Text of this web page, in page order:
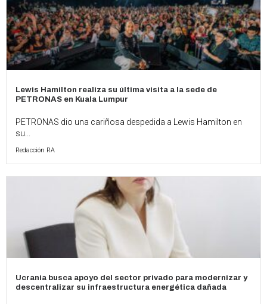
Lewis Hamilton realiza su última visita a la sede de
PETRONAS en Kuala Lumpur
PETRONAS dio una cariñosa despedida a Lewis Hamilton en
su...
Redacción RA
Ucrania busca apoyo del sector privado para modernizar y
descentralizar su infraestructura energética dañada